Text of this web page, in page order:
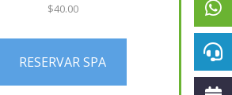
$40.00
RESERVAR SPA